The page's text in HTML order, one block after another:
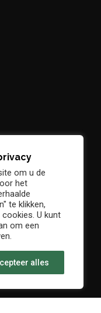
om u de
het
te klikken,
U kunt
om een
alles